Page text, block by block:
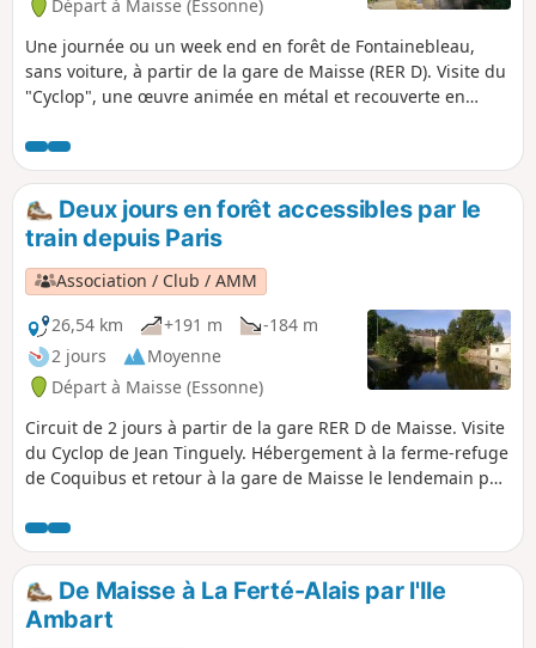
Départ à Maisse (Essonne)
Une journée ou un week end en forêt de Fontainebleau,
sans voiture, à partir de la gare de Maisse (RER D). Visite du
"Cyclop", une œuvre animée en métal et recouverte en
étages, qui trône au cœur de la forêt de Milly. Monumentale
et cachée, elle scrute l’environnement de son œil unique et
doré.Deux jours en forêt accessibles par le
train depuis Paris
Association / Club / AMM
26,54 km
+191 m
-184 m
2 jours
Moyenne
Départ à Maisse (Essonne)
Circuit de 2 jours à partir de la gare RER D de Maisse. Visite
du Cyclop de Jean Tinguely. Hébergement à la ferme-refuge
de Coquibus et retour à la gare de Maisse le lendemain par
Cocteau et de la Chapelle des Simples. Facilement
accessible en train depuis Paris
De Maisse à La Ferté-Alais par l'Ile
Ambart